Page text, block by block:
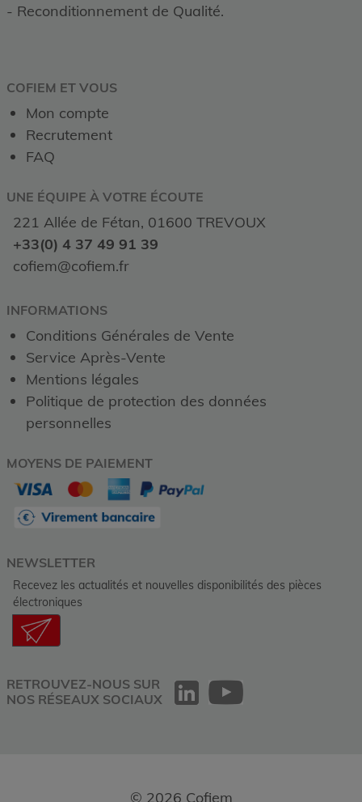
- Reconditionnement de Qualité.
COFIEM ET VOUS
Mon compte
Recrutement
FAQ
UNE ÉQUIPE À VOTRE ÉCOUTE
221 Allée de Fétan, 01600 TREVOUX
+33(0) 4 37 49 91 39
cofiem@cofiem.fr
INFORMATIONS
Conditions Générales de Vente
Service Après-Vente
Mentions légales
Politique de protection des données
personnelles
MOYENS DE PAIEMENT
NEWSLETTER
Recevez les actualités et nouvelles disponibilités des pièces
électroniques
RETROUVEZ-NOUS SUR
NOS RÉSEAUX SOCIAUX
© 2026 Cofiem